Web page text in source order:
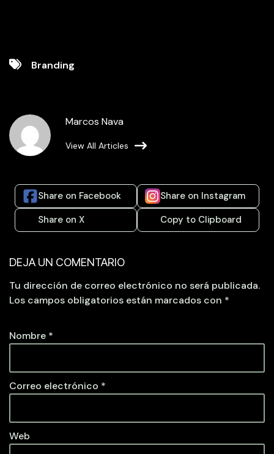
Branding
Marcos Nava
View All Articles
Share on Facebook
Share on Instagram
Share on X
Copy to Clipboard
DEJA UN COMENTARIO
Tu dirección de correo electrónico no será publicada.
Los campos obligatorios están marcados con *
Nombre *
Correo electrónico *
Web